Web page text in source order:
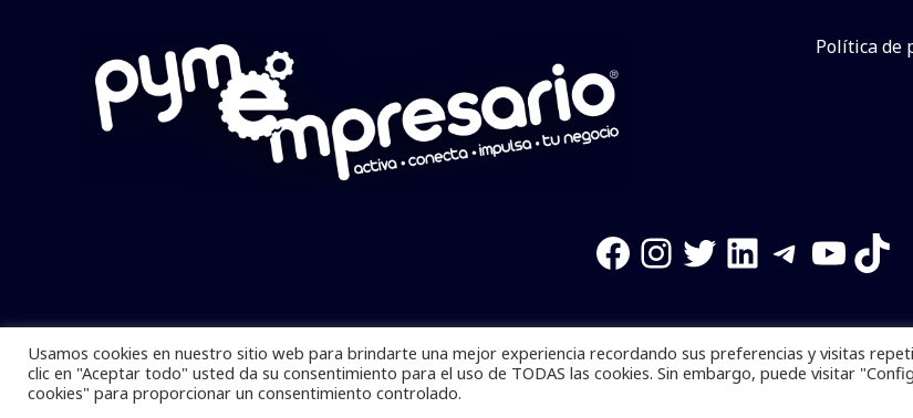
Política de
Facebook
Instagram
Twitter
LinkedIn
Telegram
Pymempresario © 2025 Todos los derechos reservados. Se prohibe el uso de la
Desarrollado poryalla ya!
Usamos cookies en nuestro sitio web para brindarte una mejor experiencia recordando sus preferencias y visitas
clic en "Aceptar todo" usted da su consentimiento para el uso de TODAS las cookies. Sin embargo, puede visitar
cookies" para proporcionar un consentimiento controlado.